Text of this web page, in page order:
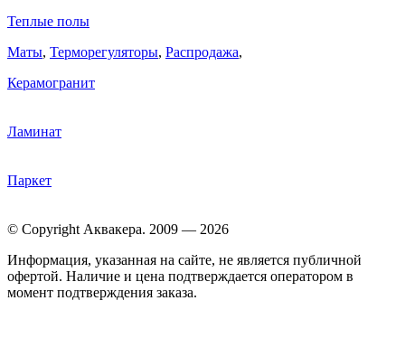
Теплые полы
Маты, Терморегуляторы, Распродажа,
Керамогранит
Ламинат
Паркет
© Copyright Аквакера. 2009 — 2026
Информация, указанная на сайте, не является публичной
офертой. Наличие и цена подтверждается оператором в
момент подтверждения заказа.